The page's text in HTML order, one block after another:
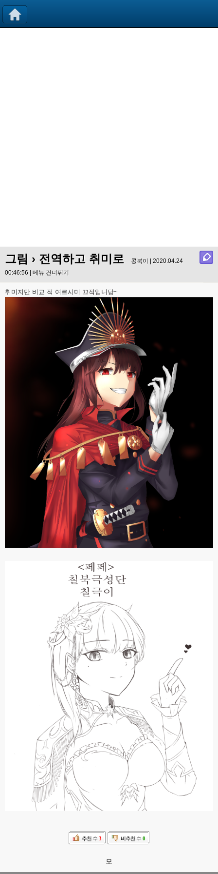
그림 › 전역하고 취미로
콩북이 | 2020.04.24
00:46:56 | 메뉴 건너뛰기
취미지만 비교 적 여르시미 끄적입니당~
추천 수 3 비추천 수 0
모